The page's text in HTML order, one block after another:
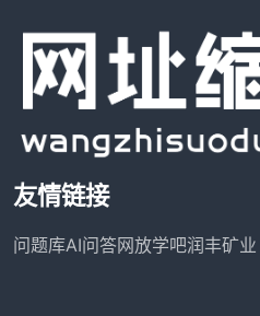
友情链接
问题库AI问答网放学吧润丰矿业